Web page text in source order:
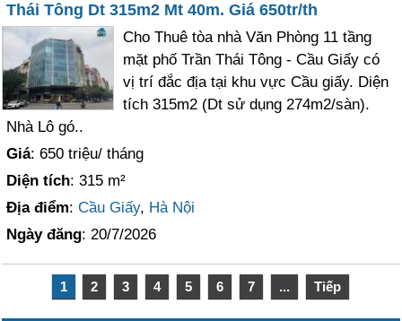
Thái Tông Dt 315m2 Mt 40m. Giá 650tr/th
Cho Thuê tòa nhà Văn Phòng 11 tầng
mặt phố Trần Thái Tông - Cầu Giấy có
vị trí đắc địa tại khu vực Cầu giấy. Diện
tích 315m2 (Dt sử dụng 274m2/sàn).
Nhà Lô gó..
Giá: 650 triệu/ tháng
Diện tích: 315 m²
Địa điểm:Cầu Giấy, Hà Nội
Ngày đăng: 20/7/2026
1 2 3 4 5 6 7 ... Tiếp